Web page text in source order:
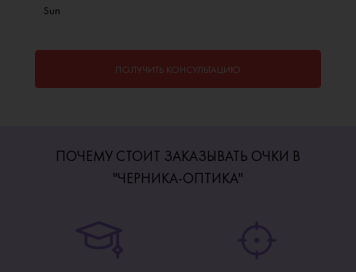
Sun
ПОЛУЧИТЬ КОНСУЛЬТАЦИЮ
ПОЧЕМУ СТОИТ ЗАКАЗЫВАТЬ ОЧКИ В
"ЧЕРНИКА-ОПТИКА"